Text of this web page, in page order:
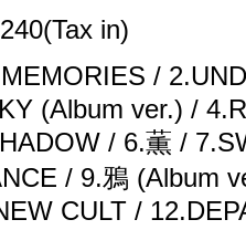
in)
/
(Album ver.) /
/ 6.薫 /
/ 9.鴉 (Album
CULT /